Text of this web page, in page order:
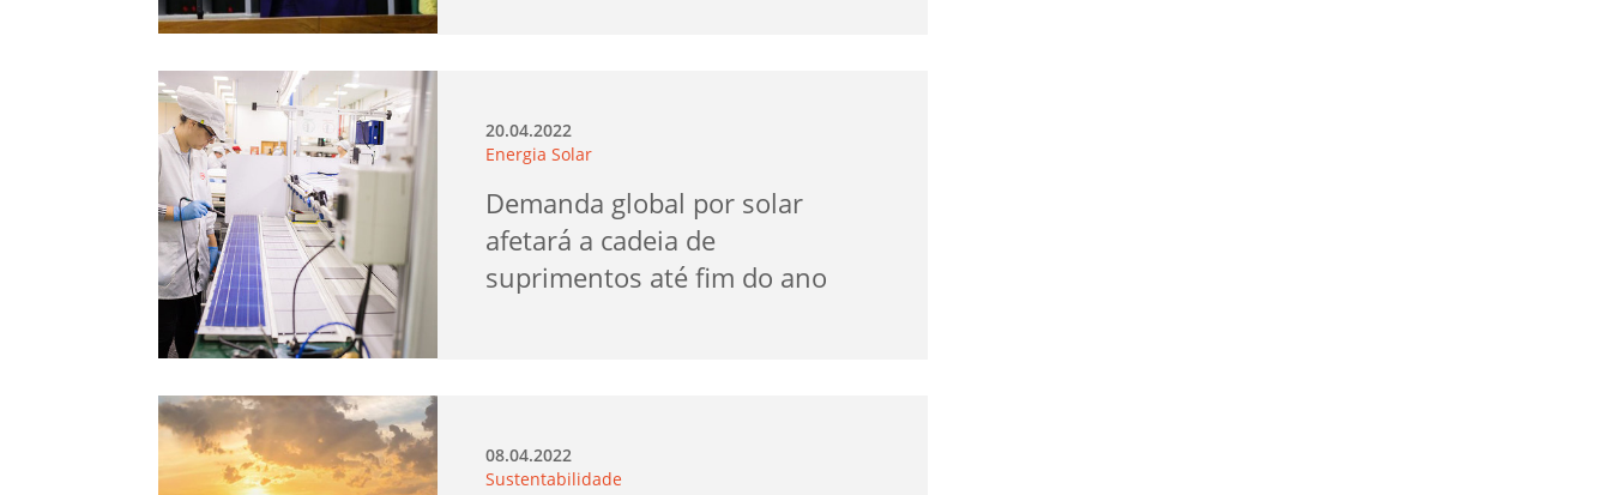
20.04.2022
Energia Solar
Demanda global por solar
afetará a cadeia de
suprimentos até fim do ano
08.04.2022
Sustentabilidade